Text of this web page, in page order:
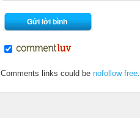
Comments links could be nofollow free.